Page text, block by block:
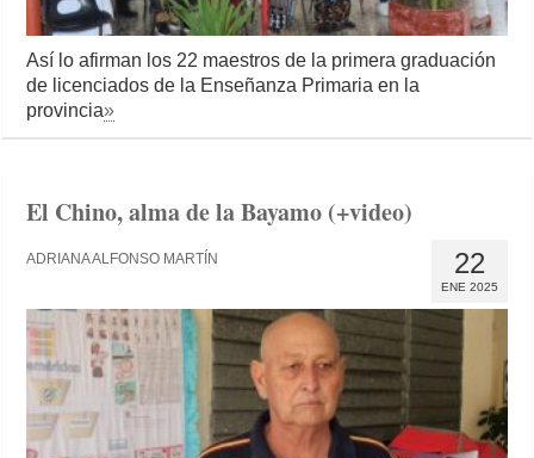
Así lo afirman los 22 maestros de la primera graduación
de licenciados de la Enseñanza Primaria en la
provincia»
El Chino, alma de la Bayamo (+video)
22
ENE 2025
ADRIANA ALFONSO MARTÍN